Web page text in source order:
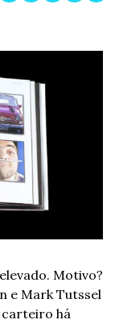
Motivo?
e Mark Tutssel
carteiro há